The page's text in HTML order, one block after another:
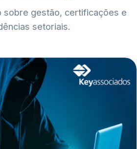
sobre gestão, certificações e
setoriais.